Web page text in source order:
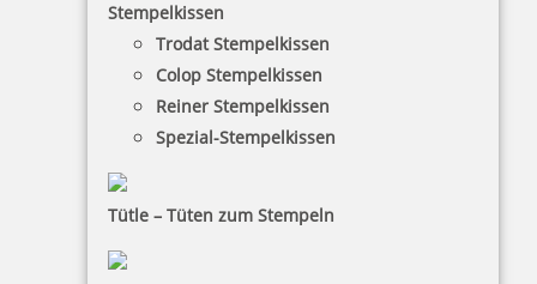
Stempelkissen
Trodat Stempelkissen
Colop Stempelkissen
Reiner Stempelkissen
Spezial-Stempelkissen
Tütle – Tüten zum Stempeln
Diese Stempel haben einen antibakteriellen Schutz
und sind so perfekt für Ärzte und Krankenhäuser. Die
Stempeltexte sind individuell gestaltbar. Das
Stempelkissen ist eingebaut und jeder Zeit
austauschbar.